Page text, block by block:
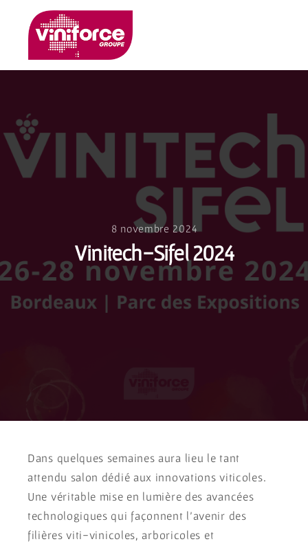
8 novembre 2024
Vinitech-Sifel 2024
Dans quelques semaines aura lieu le tant
attendu salon dédié aux innovations viticoles.
Une véritable mise en lumière des avancées
technologiques qui façonnent l’avenir des
filières viti-vinicoles, arboricoles et